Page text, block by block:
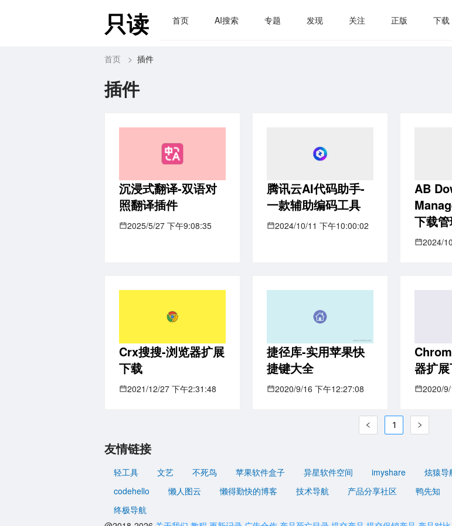
只读 首页 AI搜索 专题 发现 关注 正版 下载
首页 > 插件
插件
沉浸式翻译-双语对
照翻译插件
2025/5/27 下午9:08:35
腾讯云AI代码助手-
一款辅助编码工具
2024/10/11 下午10:00:02
AB
下载
2024/
Crx搜搜-浏览器扩展
下载
2021/12/27 下午2:31:48
捷径库-实用苹果快
捷键大全
2020/9/16 下午12:27:08
器扩
2020/
1
友情链接
轻工具 文艺 不死鸟 苹果软件盒子 异星软件空间 imyshare 炫猿导
codehello
懒人图云 懒得勤快的博客 技术导航 产品分享社区 鸭先知
终极导航